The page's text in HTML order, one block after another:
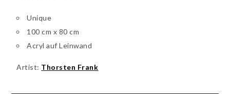
Unique
100 cm x 80 cm
Acryl auf Leinwand
Artist: Thorsten Frank